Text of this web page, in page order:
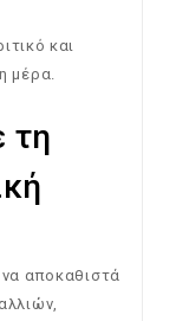
και
μέρα.
τη
αποκαθιστά